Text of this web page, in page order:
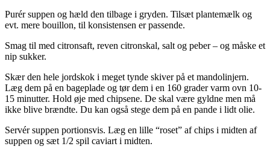
Purér suppen og hæld den tilbage i gryden. Tilsæt plantemælk og
evt. mere bouillon, til konsistensen er passende.
Smag til med citronsaft, reven citronskal, salt og peber – og måske et
nip sukker.
Skær den hele jordskok i meget tynde skiver på et mandolinjern.
Læg dem på en bageplade og tør dem i en 160 grader varm ovn 10-
15 minutter. Hold øje med chipsene. De skal være gyldne men må
ikke blive brændte. Du kan også stege dem på en pande i lidt olie.
Servér suppen portionsvis. Læg en lille “roset” af chips i midten af
suppen og sæt 1/2 spil caviart i midten.